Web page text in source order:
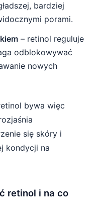
bardziej
porami.
– retinol reguluje
odblokowywać
nowych
bywa więc
się skóry i
kondycji na
retinol i na co